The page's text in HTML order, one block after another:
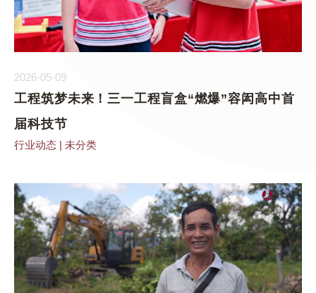
2026-05-09
工程筑梦未来！三一工程盲盒“燃爆”容闳高中首
届科技节
行业动态 | 未分类